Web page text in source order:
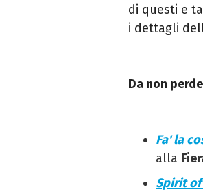
di questi e
i dettagli
Da non
Fa' la
alla
Spirit of